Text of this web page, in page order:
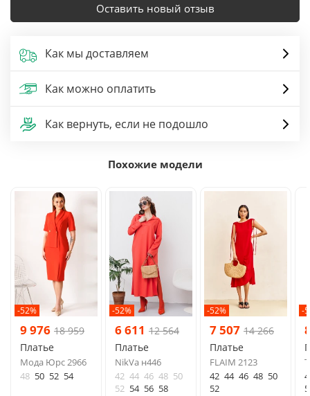
Оставить новый отзыв
Как мы доставляем
Как можно оплатить
Как вернуть, если не подошло
Похожие модели
-52%
9 976 18 959
Платье
Мода Юрс 2966
48 50 52 54
-52%
6 611 12 564
Платье
NikVa н446
42 44 46 48 50
52 54 56 58
-52%
7 507 14 266
Платье
FLAIM 2123
42 44 46 48 50
52
-